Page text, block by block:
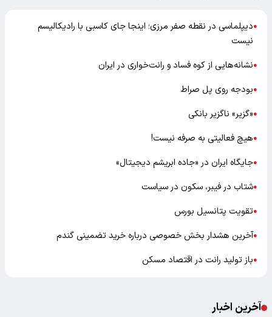
●دیپلماسی در نقطه صفر مرزی؛ اینجا جای کاسبی با رادیکالیسم
نیست
●نشانه‌هایی از کوه فساد و رانت‌خواری در ایران
●بودجه روی پل صراط
●«گزیر» ناگزیر بانکی
●هیچ فعالیتی به صرفه نیست!
●جایگاه ایران در «جاده ابریشم دیجیتال»
●شتاب در فیبر، سکون در سیاست
●تقویت پتانسیل بورس
●آخرین هشدار بخش خصوصی درباره خرید تضمینی گندم
●باز تولید رانت در اقتصاد مسکن
آخرین اخبار